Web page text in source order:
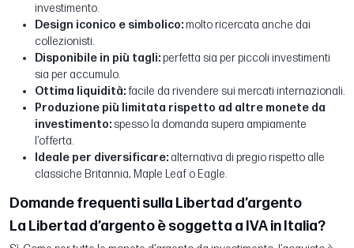
investimento.
Design iconico e simbolico:molto ricercata anche dai
collezionisti.
Disponibile in più tagli:perfetta sia per piccoli investimenti
sia per accumulo.
Ottima liquidità:facile da rivendere sui mercati internazionali.
Produzione più limitata rispetto ad altre monete da
investimento: spesso la domanda supera ampiamente
l’offerta.
Ideale per diversificare: alternativa di pregio rispetto alle
classiche Britannia, Maple Leaf o Eagle.
Domande frequenti sulla Libertad d’argento
La Libertad d’argento è soggetta a IVA in Italia?